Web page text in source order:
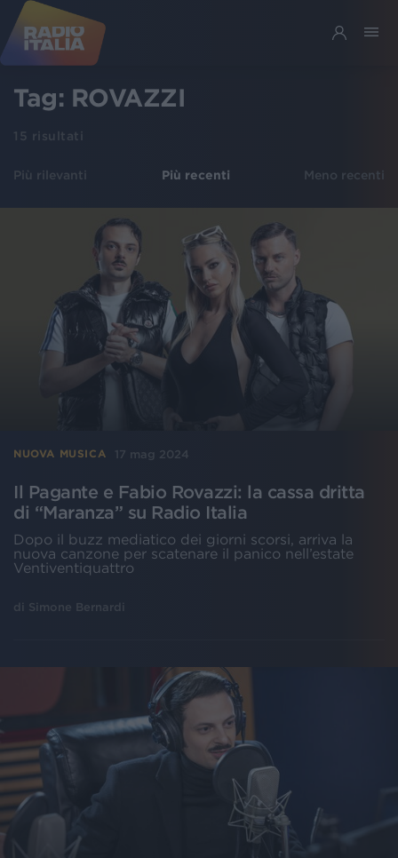
Tag: ROVAZZI
15 risultati
Più rilevanti Più recenti Meno recenti
NUOVA MUSICA 17 mag 2024
Il Pagante e Fabio Rovazzi: la cassa dritta
di “Maranza” su Radio Italia
Dopo il buzz mediatico dei giorni scorsi, arriva la
nuova canzone per scatenare il panico nell’estate
Ventiventiquattro
di Simone Bernardi